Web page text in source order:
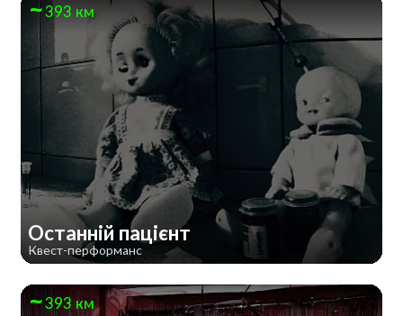
393 км
Останній пацієнт
Квест-перформанс
393 км